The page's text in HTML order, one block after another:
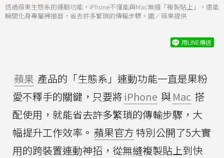
透過蘋果生態系的連動功能，iPhone不僅能與Mac無縫「複製貼上」，還能
瞬間化身專屬掃描器，省去許多繁瑣的傳輸步驟。圖／蘋果提供
用LINE傳送
蘋果 產品的「生態系」連動功能一直是果粉
愛不釋手的關鍵，只要將 iPhone 與 Mac 搭
配使用，就能省去許多繁瑣的傳輸步驟，大
幅提升工作效率。 蘋果官方特別公開了5大實
用的跨裝置連動神招，從無縫複製貼上到快